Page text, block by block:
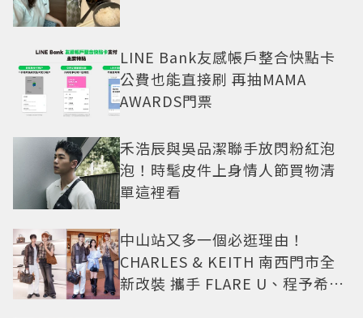
LINE Bank友感帳戶整合快點卡
公費也能直接刷 再抽MAMA
AWARDS門票
禾浩辰與吳品潔聯手放閃粉紅泡
泡！時髦皮件上身情人節買物清
單這裡看
中山站又多一個必逛理由！
CHARLES & KEITH 南西門市全
新改裝 攜手 FLARE U、程予希演